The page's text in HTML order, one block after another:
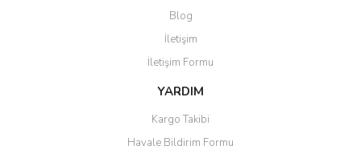
Blog
İletişim
İletişim Formu
YARDIM
Kargo Takibi
Havale Bildirim Formu